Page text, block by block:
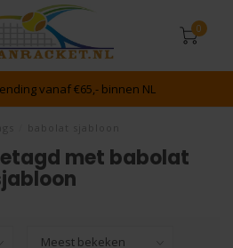
0
vanaf €65,- binnen NL
met babolat